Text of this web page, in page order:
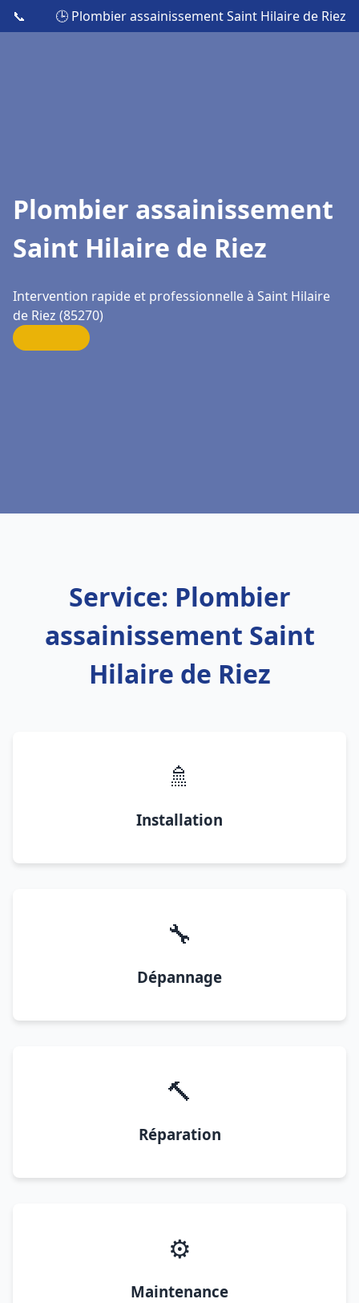
📞 🕒 Plombier assainissement Saint Hilaire de Riez
Plombier assainissement
Saint Hilaire de Riez
Intervention rapide et professionnelle à Saint Hilaire
de Riez (85270)
Service: Plombier
assainissement Saint
Hilaire de Riez
🚿
Installation
🔧
Dépannage
🔨
Réparation
⚙️
Maintenance